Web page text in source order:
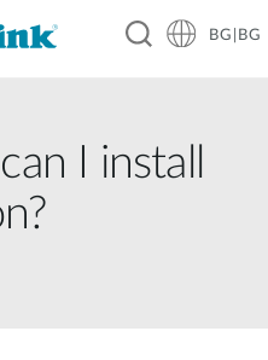
BG|BG
I install